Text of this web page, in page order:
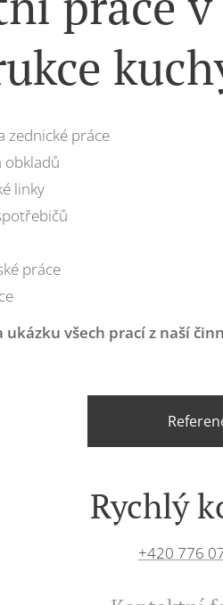
zednické práce
obkladů
linky
práce
ukázku všech prací z naší
Rychlý
+420 776